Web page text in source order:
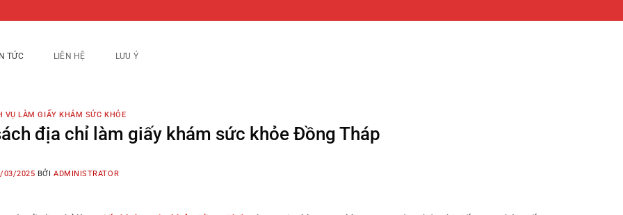
TỨC LIÊN HỆ LƯU Ý
VỤ LÀM GIẤY KHÁM SỨC KHỎE
địa chỉ làm giấy khám sức khỏe Đồng Tháp
03/2025 BỞIADMINISTRATOR